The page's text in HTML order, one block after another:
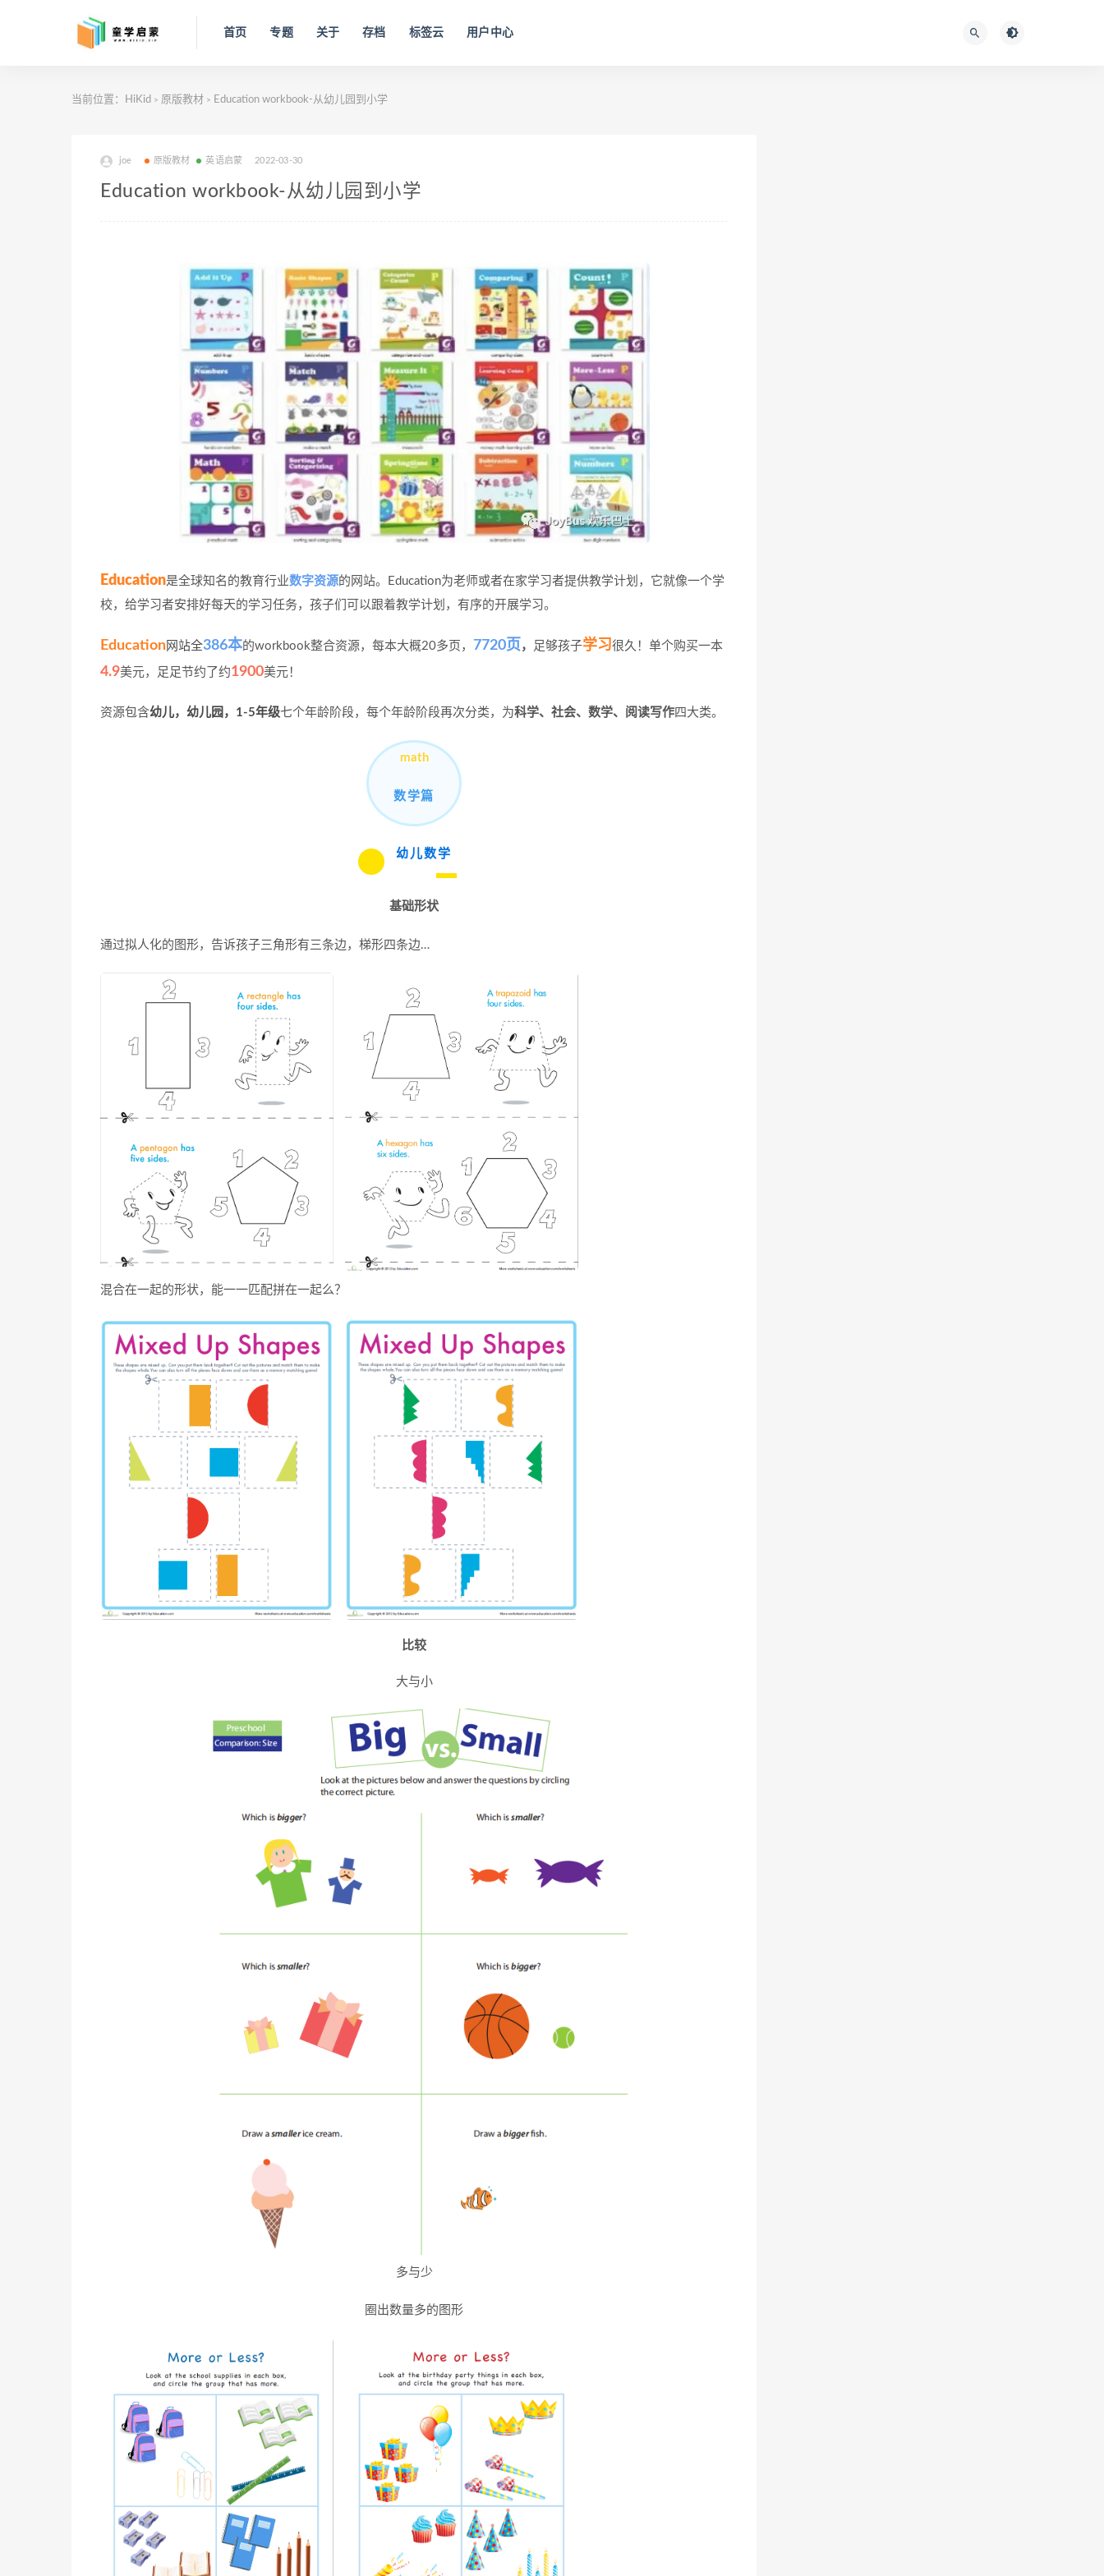
首页 专题 关于 存档 标签云 用户中心
当前位置： HiKid > 原版教材 > Education workbook-从幼儿园到小学
joe 原版教材 英语启蒙 2022-03-30
Education workbook-从幼儿园到小学
Education是全球知名的教育行业数字资源的网站。 Education为老师或者在家学习者提供教学计划 ，它就像一个学
校，给学习者安排好每天的学习任务，孩子们可以跟着教学计划，有序的开展学习。
Education 网站全386本的workbook整合资源，每本大概20多页， 7720页 ， 足够孩子学习很久！单个购买一本
4.9美元，足足节约了约1900美元！
资源包含幼儿，幼儿园，1-5年级七个年龄阶段，每个年龄阶段再次分类，为科学、社会、数学、阅读写作四大类。
math
数学篇
幼儿数学
基础形状
通过拟人化的图形，告诉孩子三角形有三条边，梯形四条边…
混合在一起的形状，能一一匹配拼在一起么？
比较
大与小
多与少
圈出数量多的图形